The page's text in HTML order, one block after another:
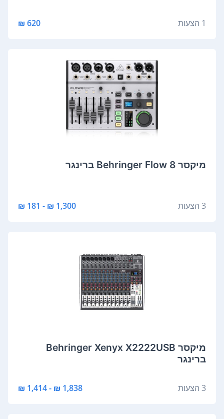
1 הצעות 620 ₪
‏מיקסר Behringer Flow 8 ברינגר
3 הצעות 1,300 ₪ - 181 ₪
‏מיקסר Behringer Xenyx X2222USB
ברינגר
3 הצעות 1,838 ₪ - 1,414 ₪